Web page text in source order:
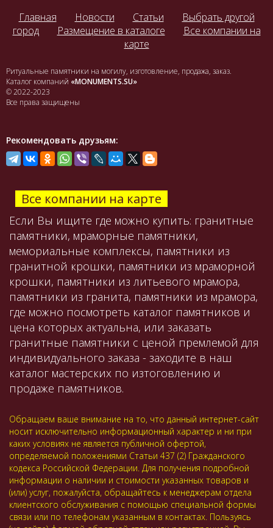
Главная Новости Статьи
Выбрать другой
город
Размещение в каталоге
Все компании на
карте
Ритуальные памятники на могилу, изготовление, продажа, заказ.
Каталог компаний «MONUMENTS.SU»
© 2022-2023
Все права защищены
Рекомендовать друзьям:
Все компании на карте
Если Вы ищите где можно купить: гранитные
памятники, мраморные памятники,
мемориальные комплексы, памятники из
гранитной крошки, памятники из мраморной
крошки, памятники из литьевого мрамора,
памятники из гранита, памятники из мрамора,
где можно посмотреть каталог памятников и
цена которых актуальна, или заказать
гранитные памятники с ценой премлемой для
индивидуального заказа - заходите в наш
каталог мастерских по изтоговлению и
продаже памятников.
Обращаем ваше внимание на то, что данный интернет-сайт
носит исключительно информационный характер и ни при
каких условиях не является публичной офертой,
определяемой положениями Статьи 437 (2) Гражданского
кодекса Российской Федерации. Для получения подробной
информации о наличии и стоимости указанных товаров и
(или) услуг, пожалуйста, обращайтесь к менеджерам отдела
клиентского обслуживания с помощью специальной формы
связи или по телефонам указанным в контактах. Пользуясь